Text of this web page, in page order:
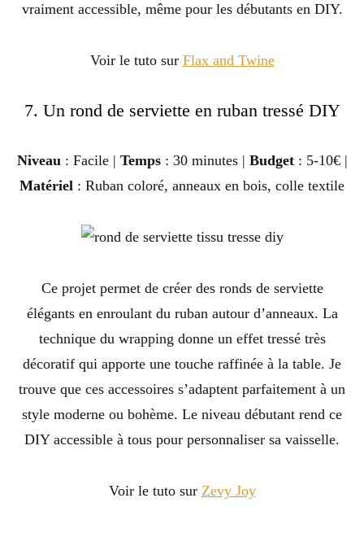
vraiment accessible, même pour les débutants en DIY.
Voir le tuto sur Flax and Twine
7. Un rond de serviette en ruban tressé DIY
Niveau: Facile | Temps: 30 minutes | Budget: 5-10€ |
Matériel : Ruban coloré, anneaux en bois, colle textile
Ce projet permet de créer des ronds de serviette
élégants en enroulant du ruban autour d’anneaux. La
technique du wrapping donne un effet tressé très
décoratif qui apporte une touche raffinée à la table. Je
trouve que ces accessoires s’adaptent parfaitement à un
style moderne ou bohème. Le niveau débutant rend ce
DIY accessible à tous pour personnaliser sa vaisselle.
Voir le tuto sur Zevy Joy